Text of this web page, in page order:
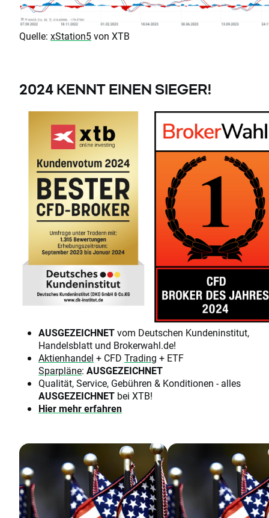
Quelle: xStation5von XTB
2024 KENNT EINEN SIEGER!
AUSGEZEICHNETvom Deutschen Kundeninstitut,
Handelsblatt und Brokerwahl.de!
Aktienhandel + CFD Trading + ETF
Sparpläne: AUSGEZEICHNET
Qualität, Service, Gebühren & Konditionen - alles
AUSGEZEICHNET bei XTB!
Hier mehr erfahren